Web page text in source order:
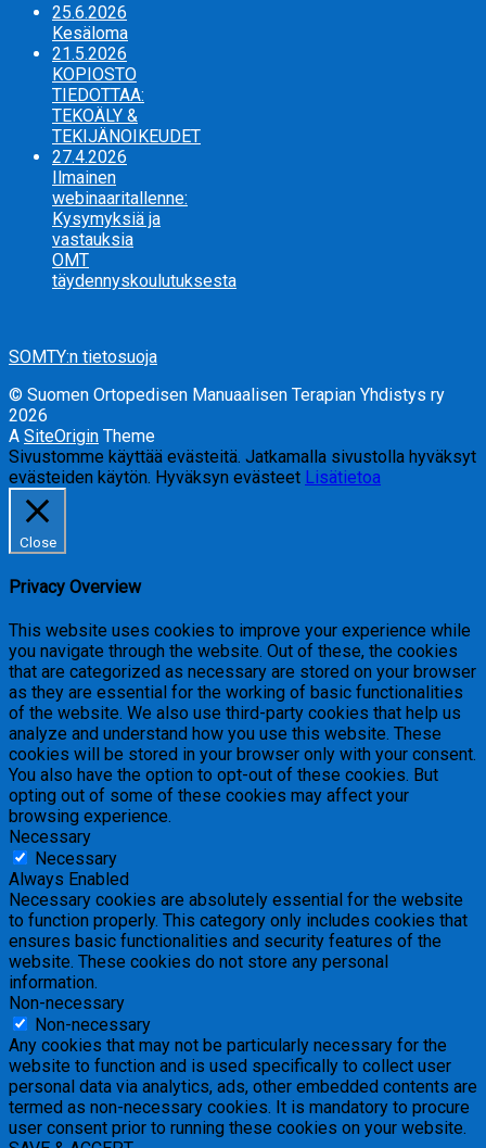
25.6.2026
Kesäloma
21.5.2026
KOPIOSTO
TIEDOTTAA:
TEKOÄLY &
TEKIJÄNOIKEUDET
27.4.2026
Ilmainen
webinaaritallenne:
Kysymyksiä ja
vastauksia
OMT
täydennyskoulutuksesta
SOMTY:n tietosuoja
© Suomen Ortopedisen Manuaalisen Terapian Yhdistys ry
2026
A SiteOrigin Theme
Sivustomme käyttää evästeitä. Jatkamalla sivustolla hyväksyt
evästeiden käytön. Hyväksyn evästeet Lisätietoa
Close
Privacy Overview
This website uses cookies to improve your experience while
you navigate through the website. Out of these, the cookies
that are categorized as necessary are stored on your browser
as they are essential for the working of basic functionalities
of the website. We also use third-party cookies that help us
analyze and understand how you use this website. These
cookies will be stored in your browser only with your consent.
You also have the option to opt-out of these cookies. But
opting out of some of these cookies may affect your
browsing experience.
Necessary
Necessary
Always Enabled
Necessary cookies are absolutely essential for the website
to function properly. This category only includes cookies that
ensures basic functionalities and security features of the
website. These cookies do not store any personal
information.
Non-necessary
Non-necessary
Any cookies that may not be particularly necessary for the
website to function and is used specifically to collect user
personal data via analytics, ads, other embedded contents are
termed as non-necessary cookies. It is mandatory to procure
user consent prior to running these cookies on your website.